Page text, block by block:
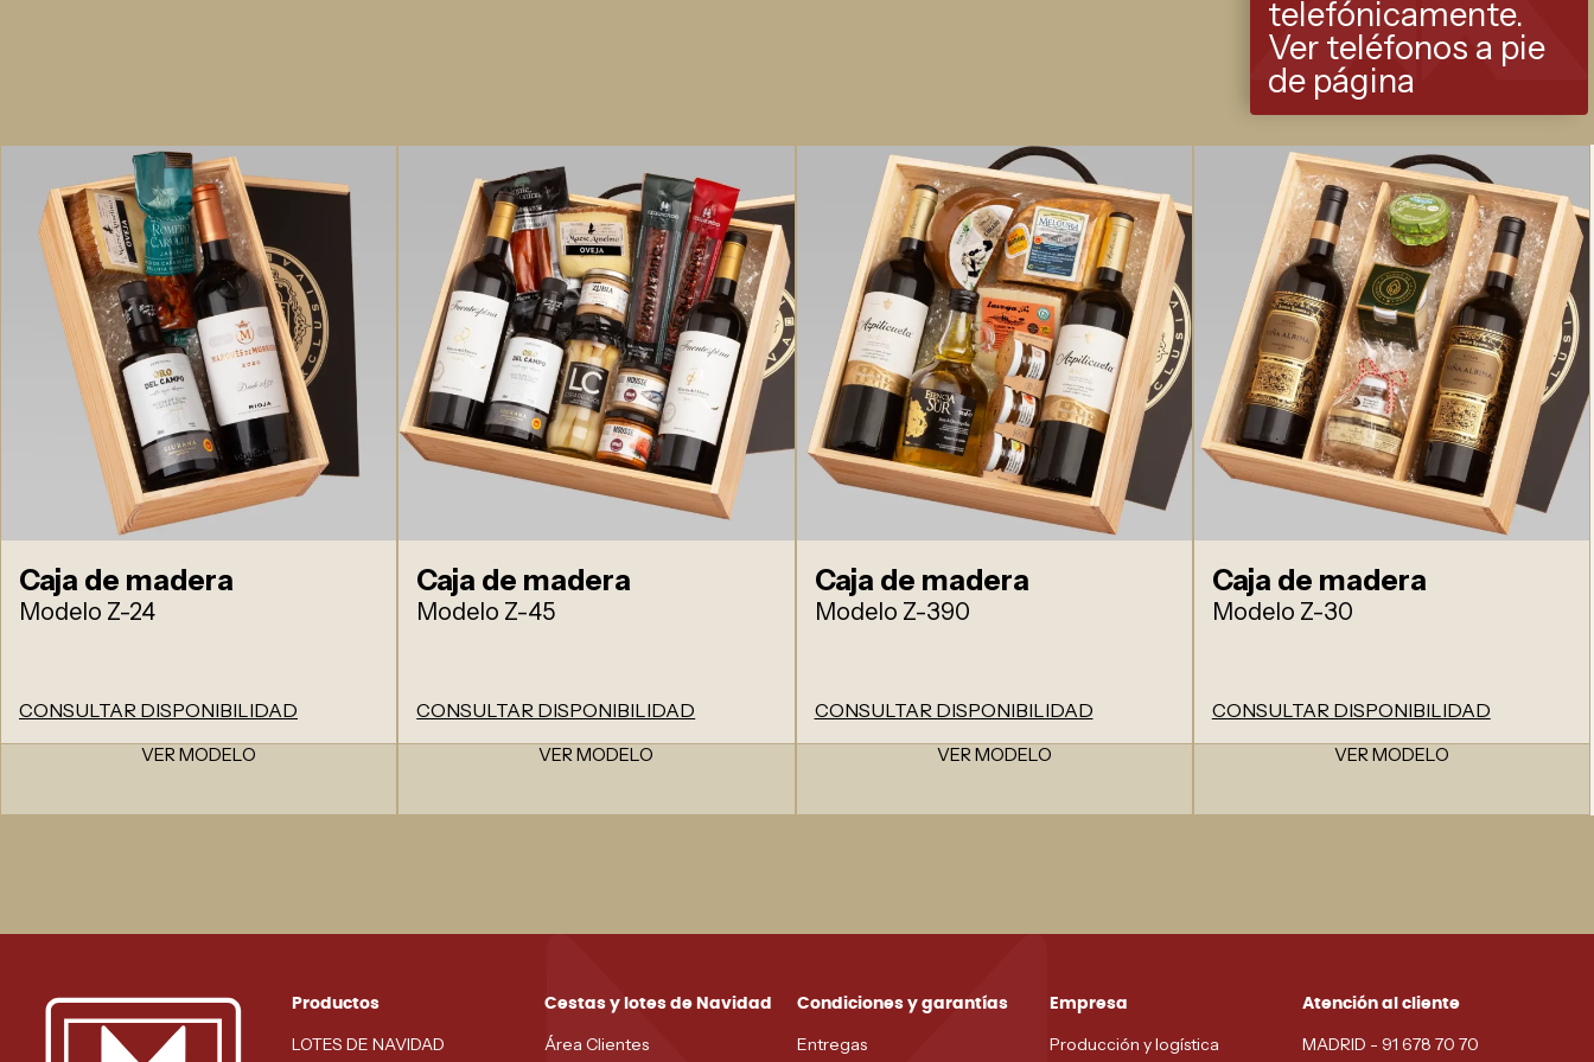
Caja de madera
Modelo Z-24
CONSULTAR DISPONIBILIDAD
VER MODELO
Caja de madera
Modelo Z-45
CONSULTAR DISPONIBILIDAD
VER MODELO
Caja de madera
Modelo Z-390
CONSULTAR DISPONIBILIDAD
VER MODELO
Caja de madera
Modelo Z-30
CONSULTAR DISPONIBILIDAD
VER MODELO
Productos
LOTES DE NAVIDAD
Cestas y lotes de Navidad
Área Clientes
Condiciones y garantías
Entregas
Empresa
Producción y logística
Atención al cliente
MADRID - 91 678 70 70
telefónicamente.
Ver teléfonos a pie
de página